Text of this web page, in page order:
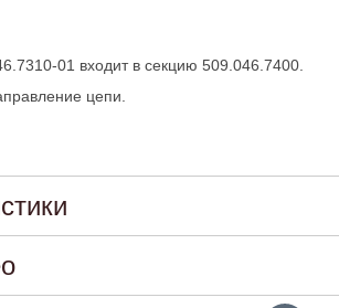
01 входит в секцию 509.046.7400.
цепи.